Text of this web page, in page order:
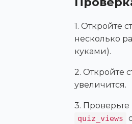
1. Откройте
несколько
куками).
2. Откройте
увеличится.
3.
quiz_views